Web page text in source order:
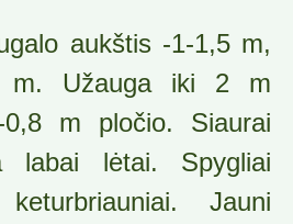
aukštis -1-1,5 m,
m. Užauga iki 2 m
m pločio. Siaurai
labai lėtai. Spygliai
Jauni